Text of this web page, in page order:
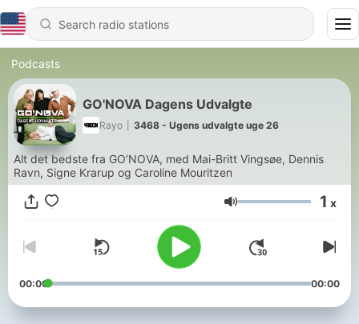
Podcasts
GO'NOVA Dagens Udvalgte
Rayo 3468 - Ugens udvalgte uge 26
Alt det bedste fra GO’NOVA, med Mai-Britt Vingsøe, Dennis
Ravn, Signe Krarup og Caroline Mouritzen
Volume 1 x
00:00 00:00